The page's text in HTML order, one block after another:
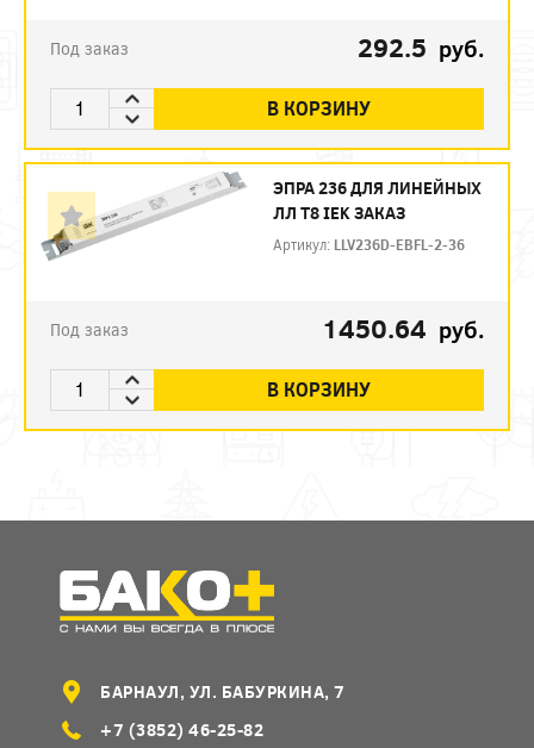
Под заказ 292.5 руб.
В КОРЗИНУ
ЭПРА 236 ДЛЯ ЛИНЕЙНЫХ
ЛЛ Т8 IEK ЗАКАЗ
Артикул: LLV236D-EBFL-2-36
Под заказ 1450.64 руб.
В КОРЗИНУ
БАРНАУЛ, УЛ. БАБУРКИНА, 7
+7 (3852) 46-25-82